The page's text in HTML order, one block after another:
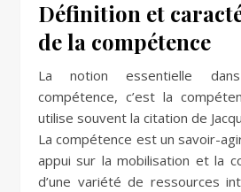
Définition et
de la compétence
La notion essentielle
compétence, c’est la
utilise souvent la citation de
La compétence est un savoir-
appui sur la mobilisation et la
d’une variété de ressources